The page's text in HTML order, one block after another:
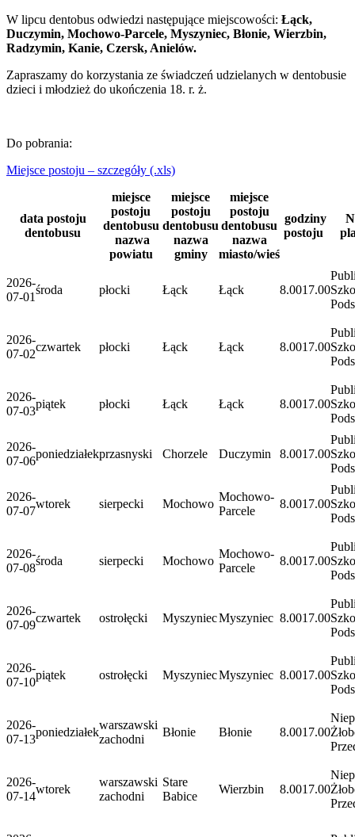
W lipcu dentobus odwiedzi następujące miejscowości: Łąck,
Duczymin, Mochowo-Parcele, Myszyniec, Błonie, Wierzbin,
Radzymin, Kanie, Czersk, Anielów.
Zapraszamy do korzystania ze świadczeń udzielanych w dentobusie
dzieci i młodzież do ukończenia 18. r. ż.
Do pobrania:
Miejsce postoju – szczegóły (.xls)
data postoju
dentobusu
miejsce
postoju
dentobusu
nazwa
powiatu
miejsce
postoju
dentobusu
nazwa
gminy
miejsce
postoju
dentobusu
nazwa
miasto/wieś
godziny
postoju
2026-
07-01
środa płocki Łąck Łąck 8.0017.00
2026-
07-02
czwartek płocki Łąck Łąck 8.0017.00
2026-
07-03
piątek płocki Łąck Łąck 8.0017.00
2026-
07-06
poniedziałekprzasnyski Chorzele Duczymin 8.0017.00
2026-
07-07
wtorek sierpecki Mochowo
Mochowo-
Parcele
8.0017.00
2026-
07-08
środa sierpecki Mochowo
Mochowo-
Parcele
8.0017.00
2026-
07-09
czwartek ostrołęcki MyszyniecMyszyniec 8.0017.00
2026-
07-10
piątek ostrołęcki MyszyniecMyszyniec 8.0017.00
2026-
07-13
poniedziałek
warszawski
zachodni
Błonie Błonie 8.0017.00
2026-
07-14
wtorek
warszawski
zachodni
Stare
Babice
Wierzbin 8.0017.00